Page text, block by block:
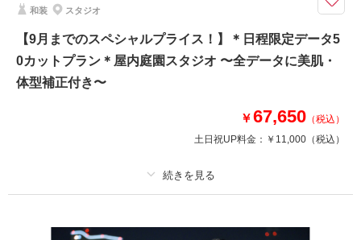
＼8月までの撮影なら、さらにおトク！／ 必要なものが全部込みの和洋プラ
9月23日（金）までの撮影限定！
和装と洋装、どちらも叶う期間限定の特別プランをご用意しました。
オリジナルスタジオから、お好きなセットを選んで撮影♪
8月31日までの撮影で全データをご購入いただいたお客様は、さらに22,000
このプランで撮影可能な撮影レポート
和装 スタジオ
【9月までのスペシャルプライス！】＊日程限定データ5
0カットプラン＊屋内庭園スタジオ 〜全データに美肌・
体型補正付き〜
￥67,650 （税込）
土日祝UP料金： ￥11,000 （税込）